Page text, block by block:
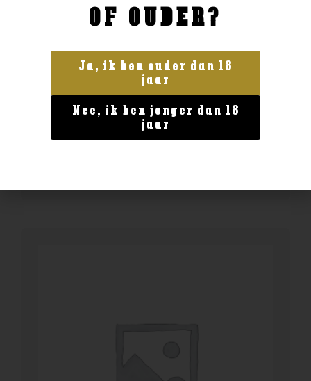
Moonshiners Gin
OF OUDER?
Ja, ik ben ouder dan 18
jaar
Nee, ik ben jonger dan 18
jaar